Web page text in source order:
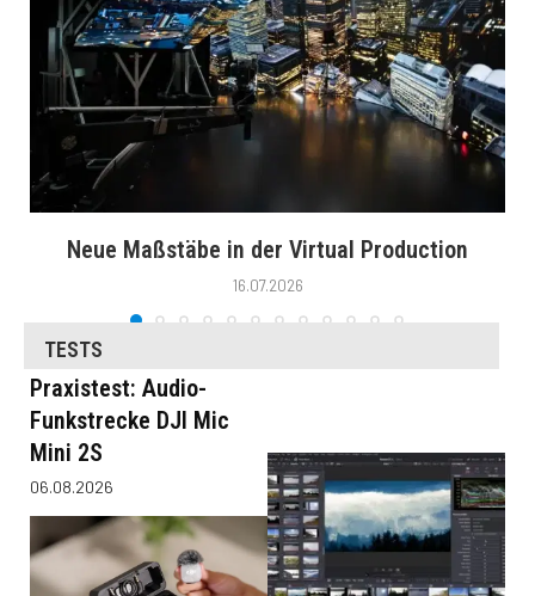
Neue Maßstäbe in der Virtual Production
16.07.2026
TESTS
Praxistest: Audio-
Funkstrecke DJI Mic
Mini 2S
06.08.2026